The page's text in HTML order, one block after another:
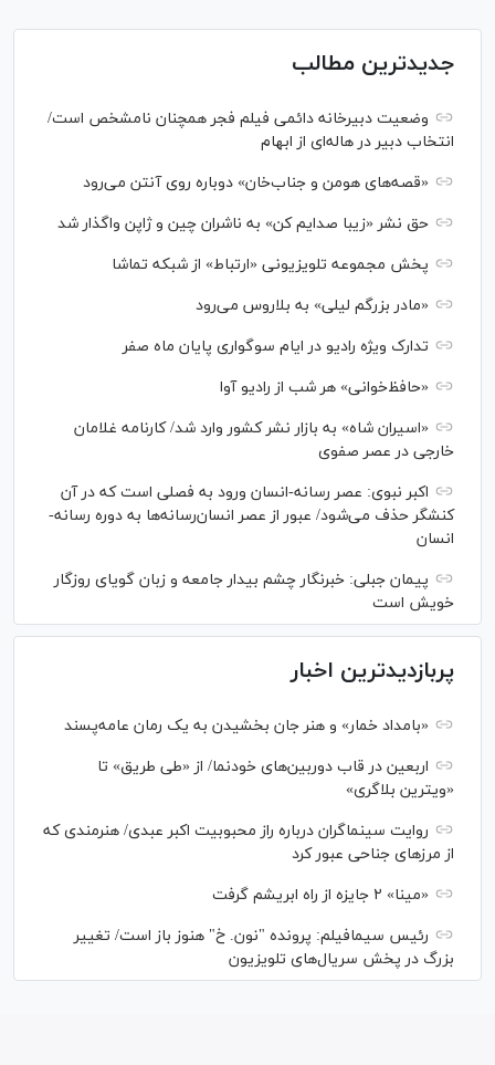
جدیدترین مطالب
وضعیت دبیرخانه دائمی فیلم فجر همچنان نامشخص است/
انتخاب دبیر در هاله‌ای از ابهام
«قصه‌های هومن و جناب‌خان» دوباره روی آنتن می‌رود
حق نشر «زیبا صدایم کن» به ناشران چین و ژاپن واگذار شد
پخش مجموعه تلویزیونی «ارتباط» از شبکه تماشا
«مادر بزرگم لیلی» به بلاروس می‌رود
تدارک ویژه رادیو در ایام سوگواری پایان ماه صفر
«حافظ‌خوانی» هر شب از رادیو آوا
«اسیران شاه» به بازار نشر کشور وارد شد/ کارنامه غلامان
خارجی در عصر صفوی
اکبر نبوی: عصر رسانه-انسان ورود به فصلی است که در آن
کنشگر حذف می‌شود/ عبور از عصر انسان‌رسانه‌ها به دوره رسانه-
انسان
پیمان جبلی: خبرنگار چشم بیدار جامعه و زبان گویای روزگار
خویش است
پربازدیدترین اخبار
«بامداد خمار» و هنر جان بخشیدن به یک رمان عامه‌پسند
اربعین در قاب دوربین‌های خودنما/ از «طی طریق» تا
«ویترین بلاگری»
روایت سینماگران درباره راز محبوبیت اکبر عبدی/ هنرمندی که
از مرزهای جناحی عبور کرد
«مینا» ۲ جایزه از راه ابریشم گرفت
رئیس سیمافیلم: پرونده "نون. خ" هنوز باز است/ تغییر
بزرگ در پخش سریال‌های تلویزیون